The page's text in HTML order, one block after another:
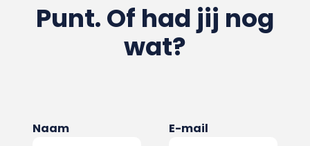
Punt. Of had jij nog
wat?
Naam E-mail